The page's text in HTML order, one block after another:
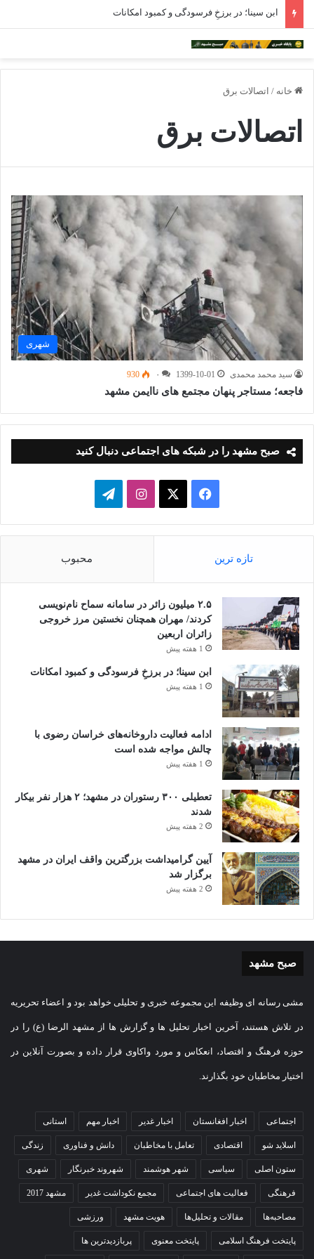
ابن سینا؛ در برزخِ فرسودگی و کمبود امکانات
خانه / اتصالات برق
اتصالات برق
شهری
سید محمد محمدی 1399-10-01 ۰ 930
فاجعه؛ مستاجر پنهان مجتمع های ناایمن مشهد
صبح مشهد را در شبکه های اجتماعی دنبال کنید
فیسبوک ایکساینستاگرامتلگرام
تازه ترین محبوب
۲.۵ میلیون زائر در سامانه سماح نام‌نویسی
کردند/ مهران همچنان نخستین مرز خروجی
زائران اربعین
1 هفته پیش
ابن سینا؛ در برزخِ فرسودگی و کمبود امکانات
1 هفته پیش
ادامه فعالیت داروخانه‌های خراسان رضوی با
چالش مواجه شده است
1 هفته پیش
تعطیلی ۳۰۰ رستوران در مشهد؛ ۲ هزار نفر بیکار
شدند
2 هفته پیش
آیین گرامیداشت بزرگترین واقف ایران در مشهد
برگزار شد
2 هفته پیش
صبح مشهد
مشی رسانه ای وظیفه این مجموعه خبری و تحلیلی خواهد بود و اعضاء تحریریه
در تلاش هستند، آخرین اخبار تحلیل ها و گزارش ها از مشهد الرضا (ع) را در
حوزه فرهنگ و اقتصاد، انعکاس و مورد واکاوی قرار داده و بصورت آنلاین در
اختیار مخاطبان خود بگذارند.
اجتماعی اخبار افغانستان اخبار غدیر اخبار مهم استانی
اسلاید شو اقتصادی تعامل با مخاطبان دانش و فناوری زندگی
ستون اصلی سیاسی شهر هوشمند شهروند خبرنگار شهری
فرهنگی فعالیت های اجتماعی مجمع نکوداشت غدیر مشهد 2017
مصاحبه‌ها مقالات و تحلیل‌ها هویت مشهد ورزشی
پایتخت فرهنگ اسلامی پایتخت معنوی پربازدیدترین ها